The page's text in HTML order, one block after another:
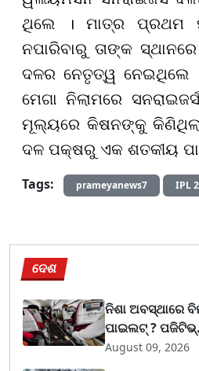
ଥିଲେ । ମାତ୍ର ପ୍ରଥମ
ନପାରିବାରୁ ତାଙ୍କ
ଦଳର ନେତୃତ୍ୱ ନେଇଥିଲେ
ମେଗା ନିଲାମରେ
ମୂଲ୍ୟରେ କିଷନଙ୍କୁ
ଦଳ ପକ୍ଷରୁ ଏକ ଶତକୀୟ
Tags:
prameyanews7 IPL
ଦେଶ
ନିଶା ଅବସ୍ଥାରେ
ପାଇଲଟ୍ ?
August 09, 2026